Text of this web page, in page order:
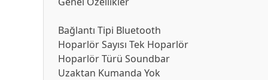
Bağlantı Tipi Bluetooth
Hoparlör Sayısı Tek Hoparlör
Hoparlör Türü Soundbar
Uzaktan Kumanda Yok